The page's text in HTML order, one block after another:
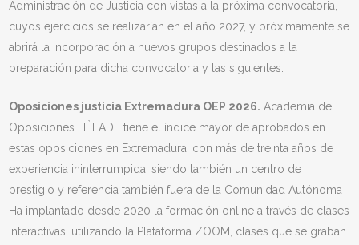
Administración de Justicia con vistas a la próxima convocatoria,
cuyos ejercicios se realizarían en el año 2027, y próximamente se
abrirá la incorporación a nuevos grupos destinados a la
preparación para dicha convocatoria y las siguientes.
Oposiciones justicia Extremadura OEP 2026. Academia de
Oposiciones HÈLADE tiene el índice mayor de aprobados en
estas oposiciones en Extremadura, con más de treinta años de
experiencia ininterrumpida, siendo también un centro de
prestigio y referencia también fuera de la Comunidad Autónoma
Ha implantado desde 2020 la formación online a través de clases
interactivas, utilizando la Plataforma ZOOM, clases que se graban